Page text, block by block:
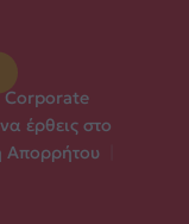
Corporate
έρθεις στο
Απορρήτου